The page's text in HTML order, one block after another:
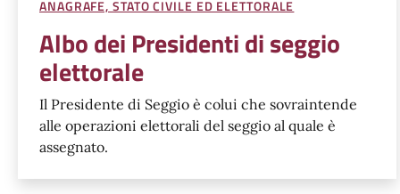
ANAGRAFE, STATO CIVILE ED ELETTORALE
Albo dei Presidenti di seggio
elettorale
Il Presidente di Seggio è colui che sovraintende
alle operazioni elettorali del seggio al quale è
assegnato.